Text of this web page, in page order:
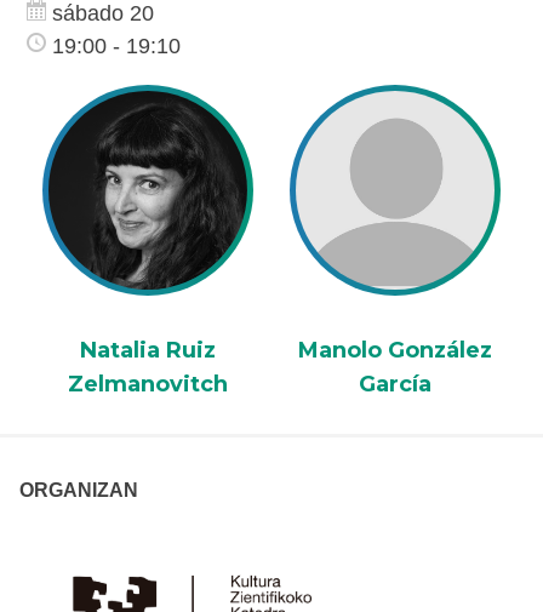
sábado 20
19:00 - 19:10
Natalia Ruiz
Zelmanovitch
Manolo González
García
ORGANIZAN